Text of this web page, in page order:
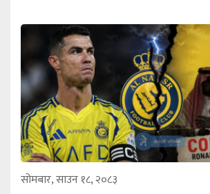
सोमबार, साउन १८, २०८३